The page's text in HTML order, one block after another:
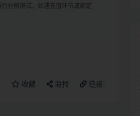
分辨测试，如遇充值环节或绑定
收藏 海报 链接